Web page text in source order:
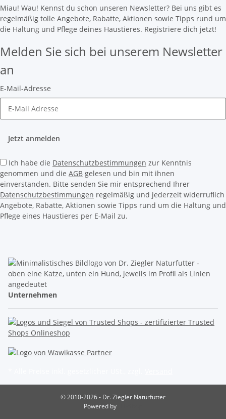
Miau! Wau! Kennst du schon unseren Newsletter? Bei uns gibt es
regelmäßig tolle Angebote, Rabatte, Aktionen sowie Tipps rund um
die Haltung und Pflege deines Haustieres. Registriere dich jetzt!
Melden Sie sich bei unserem Newsletter
an
E-Mail-Adresse
Jetzt anmelden
Ich habe die Datenschutzbestimmungen zur Kenntnis
genommen und die AGB gelesen und bin mit ihnen
einverstanden. Bitte senden Sie mir entsprechend Ihrer
Datenschutzbestimmungen regelmäßig und jederzeit widerruflich
Angebote, Rabatte, Aktionen sowie Tipps rund um die Haltung und
Pflege eines Haustieres per E-Mail zu.
Unternehmen
© 2010-2026 - Dr. Ziegler Naturfutter
Powered by